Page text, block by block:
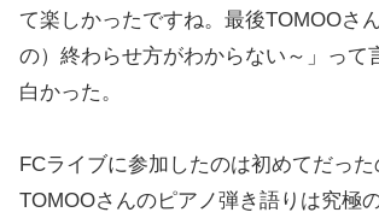
て楽しかったですね。最後TOMOOさ
の）終わらせ方がわからない～」って
白かった。
FCライブに参加したのは初めてだった
TOMOOさんのピアノ弾き語りは究極